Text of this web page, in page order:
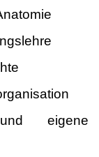
eigene